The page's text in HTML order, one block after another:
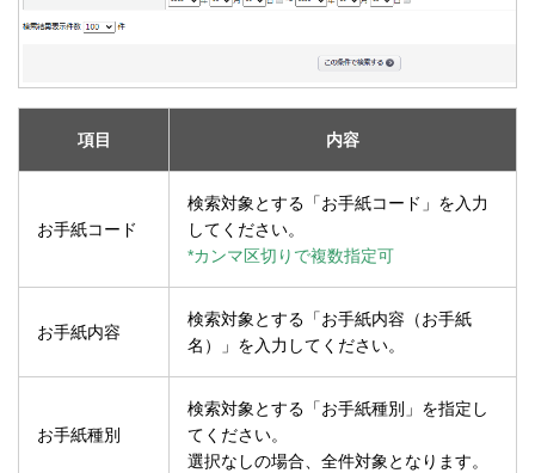
項目 内容
お手紙コード
検索対象とする「お手紙コード」を入力
してください。
*カンマ区切りで複数指定可
お手紙内容
検索対象とする「お手紙内容（お手紙
名）」を入力してください。
お手紙種別
検索対象とする「お手紙種別」を指定し
てください。
選択なしの場合、全件対象となります。